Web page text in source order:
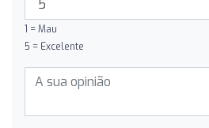
1 = Mau
5 = Excelente